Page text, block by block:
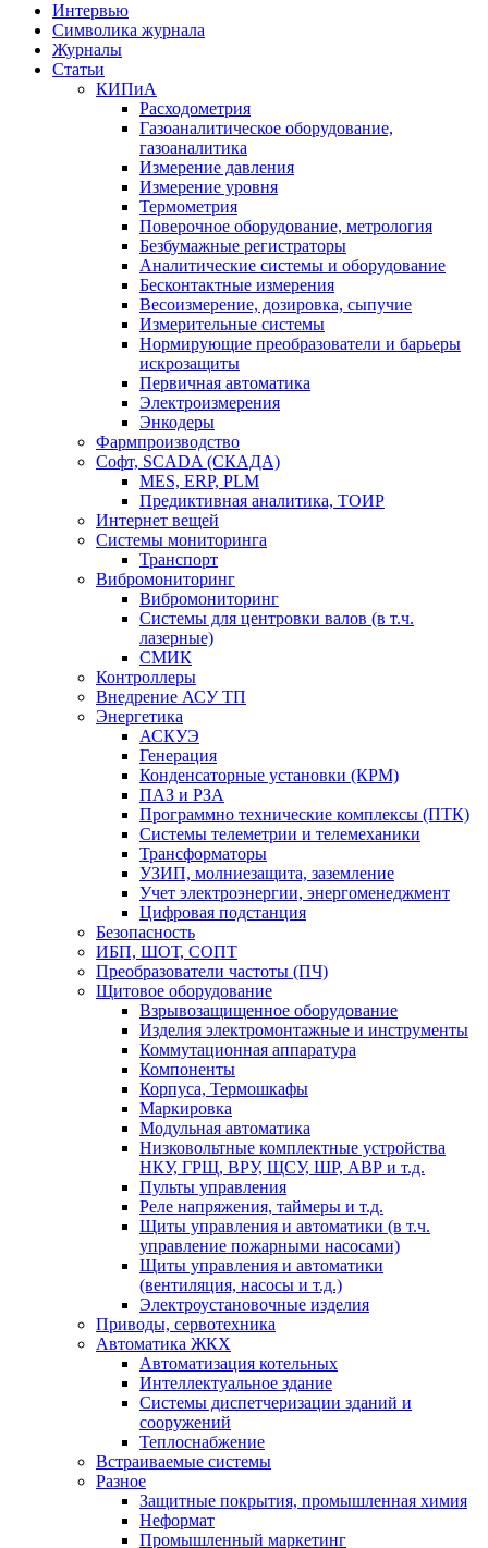
Интервью
Символика журнала
Журналы
Статьи
КИПиА
Расходометрия
Газоаналитическое оборудование,
газоаналитика
Измерение давления
Измерение уровня
Термометрия
Поверочное оборудование, метрология
Безбумажные регистраторы
Аналитические системы и оборудование
Бесконтактные измерения
Весоизмерение, дозировка, сыпучие
Измерительные системы
Нормирующие преобразователи и барьеры
искрозащиты
Первичная автоматика
Электроизмерения
Энкодеры
Фармпроизводство
Софт, SCADA (СКАДА)
MES, ERP, PLM
Предиктивная аналитика, ТОИР
Интернет вещей
Системы мониторинга
Транспорт
Вибромониторинг
Вибромониторинг
Системы для центровки валов (в т.ч.
лазерные)
СМИК
Контроллеры
Внедрение АСУ ТП
Энергетика
АСКУЭ
Генерация
Конденсаторные установки (КРМ)
ПАЗ и РЗА
Программно технические комплексы (ПТК)
Системы телеметрии и телемеханики
Трансформаторы
УЗИП, молниезащита, заземление
Учет электроэнергии, энергоменеджмент
Цифровая подстанция
Безопасность
ИБП, ШОТ, СОПТ
Преобразователи частоты (ПЧ)
Щитовое оборудование
Взрывозащищенное оборудование
Изделия электромонтажные и инструменты
Коммутационная аппаратура
Компоненты
Корпуса, Термошкафы
Маркировка
Модульная автоматика
Низковольтные комплектные устройства
НКУ, ГРЩ, ВРУ, ЩСУ, ШР, АВР и т.д.
Пульты управления
Реле напряжения, таймеры и т.д.
Щиты управления и автоматики (в т.ч.
управление пожарными насосами)
Щиты управления и автоматики
(вентиляция, насосы и т.д.)
Электроустановочные изделия
Приводы, сервотехника
Автоматика ЖКХ
Автоматизация котельных
Интеллектуальное здание
Системы диспетчеризации зданий и
сооружений
Теплоснабжение
Встраиваемые системы
Разное
Защитные покрытия, промышленная химия
Неформат
Промышленный маркетинг